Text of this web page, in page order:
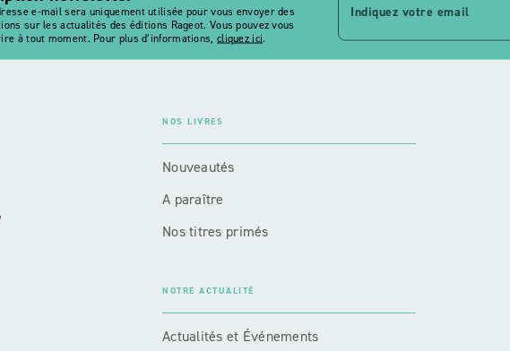
e-mail sera uniquement utilisée pour vous envoyer des
sur les actualités des éditions Rageot. Vous pouvez vous
à tout moment. Pour plus d’informations, cliquez ici.
Indiquez votre email
NOS LIVRES
Nouveautés
A paraître
Nos titres primés
NOTRE ACTUALITÉ
Actualités et Événements